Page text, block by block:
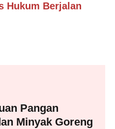
Hukum Berjalan
Pangan
Minyak Goreng